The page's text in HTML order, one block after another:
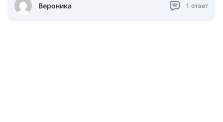
Вероника 1 ответ